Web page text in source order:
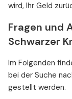
wird, Ihr Geld
Fragen und
Schwarzer
Im Folgenden
bei der Suche
gestellt werden.